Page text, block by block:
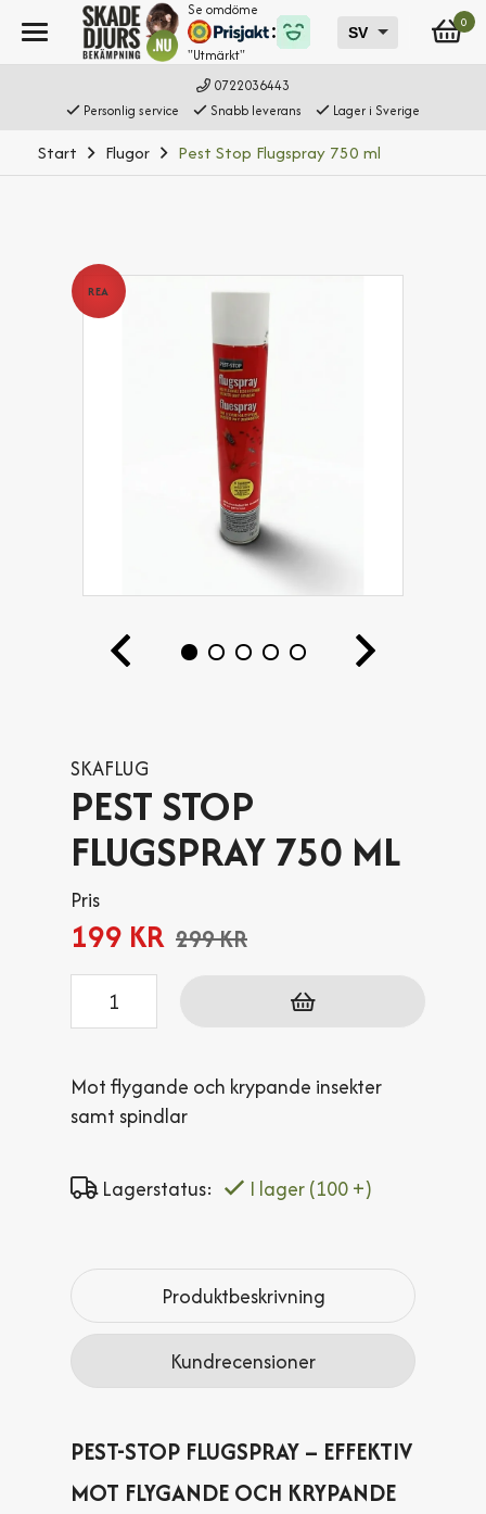
0722036443
Personlig service
Snabb leverans Lager i Sverige
Start Flugor Pest Stop Flugspray 750 ml
REA
SKAFLUG
PEST STOP
FLUGSPRAY 750 ML
Pris
199 KR 299 KR
Antal
Mot flygande och krypande insekter
samt spindlar
Lagerstatus: I lager(100 +)
Produktbeskrivning
Kundrecensioner
PEST-STOP FLUGSPRAY – EFFEKTIV
MOT FLYGANDE OCH KRYPANDE
Se omdöme
"Utmärkt"
0